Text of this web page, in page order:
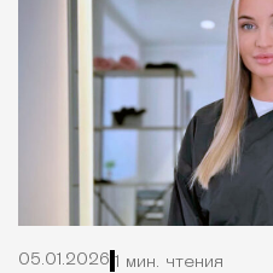
05.01.2026 1 мин. чтения